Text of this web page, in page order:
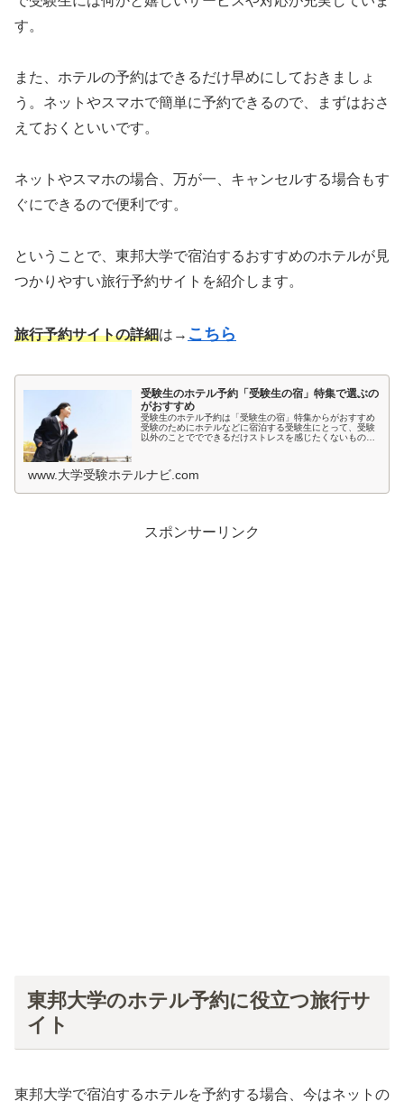
す。
また、ホテルの予約はできるだけ早めにしておきましょ
う。ネットやスマホで簡単に予約できるので、まずはおさ
えておくといいです。
ネットやスマホの場合、万が一、キャンセルする場合もす
ぐにできるので便利です。
ということで、東邦大学で宿泊するおすすめのホテルが見
つかりやすい旅行予約サイトを紹介します。
旅行予約サイトの詳細は→ こちら
受験生のホテル予約「受験生の宿」特集で選ぶの
がおすすめ
受験生のホテル予約は「受験生の宿」特集からがおすすめ
受験のためにホテルなどに宿泊する受験生にとって、受験
以外のことででできるだけストレスを感じたくないもので
www.大学受験ホテルナビ.com
スポンサーリンク
東邦大学のホテル予約に役立つ旅行サ
イト
東邦大学で宿泊するホテルを予約する場合、今はネットの